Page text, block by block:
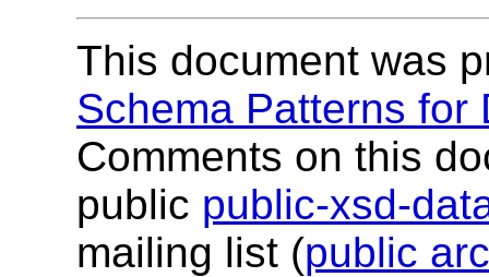
This document was
Schema Patterns for
Comments on this
public public-xsd-
mailing list (public